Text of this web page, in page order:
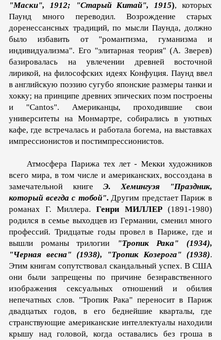
"Маски", 1912; "Старый Китай", 1915), которых
Паунд много переводил. Возрождение старых
доренессансных традиций, по мысли Паунда, должно
было избавить от "ро­мантизма, гуманизма и
индивидуализма". Его "элитарная тео­рия" (А. Зверев)
базировалась на увлечении древней вос­точной
лирикой, на философских идеях Конфуция. Паунд ввел
в английскую поэзию сугубо японские размеры танки и
хокку; на принципе древних эпических поэм построены
и "Cantos". Американцы, проходившие свои
университеты на Мон­мартре, собирались в уютных
кафе, где встречалась и работала богема, на выставках
импрессионистов и постимпрессионистов.
Атмосфера Парижа тех лет - Мекки художников
всего мира, в том числе и американских, воссоздана в
замечательной книге Э. Хемингуэя
"Праздник,
который всегда с тобой".Другим предстает Париж в
романах Г. Миллера. Генри МИЛЛЕР (1891-1980)
родился в семье выходцев из Германии, сменил много
профессий. Тридцатые годы провел в Париже, где и
вышли романы трилогии
"Тропик Рака" (1934),
"Черная весна" (1938), "Тропик Козерога" (1938).
Этим книгам сопутствовал скандальный успех. В США
они были запрещены по причине безнравственного
изображения сексуальных отношений и обилия
непечатных слов. "Тропик Рака" переносит в Париж
двадцатых годов, в его беднейшие кварталы, где
странствующие американские ин­теллектуалы находили
крышу над головой, когда оставались без гроша в